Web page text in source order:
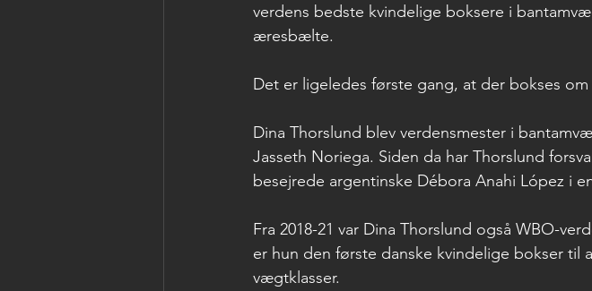
verdens bedste kvindelige boksere i
æresbælte.
Det er ligeledes første gang, at der bokses
Dina Thorslund blev verdensmester i
Jasseth Noriega. Siden da har Thorslund
besejrede argentinske Débora Anahi López i
Fra 2018-21 var Dina Thorslund også WBO-
er hun den første danske kvindelige bokser til
vægtklasser.